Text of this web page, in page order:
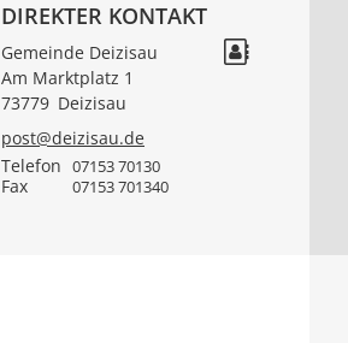
DIREKTER KONTAKT
Gemeinde Deizisau
Am Marktplatz 1
73779 Deizisau
post@deizisau.de
Telefon 07153 70130
Fax 07153 701340